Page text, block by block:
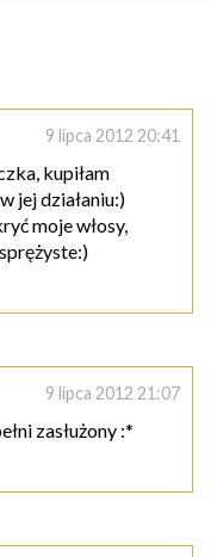
9 lipca 2012 20:41
kupiłam
jej działaniu:)
moje włosy,
9 lipca 2012 21:07
zasłużony :*